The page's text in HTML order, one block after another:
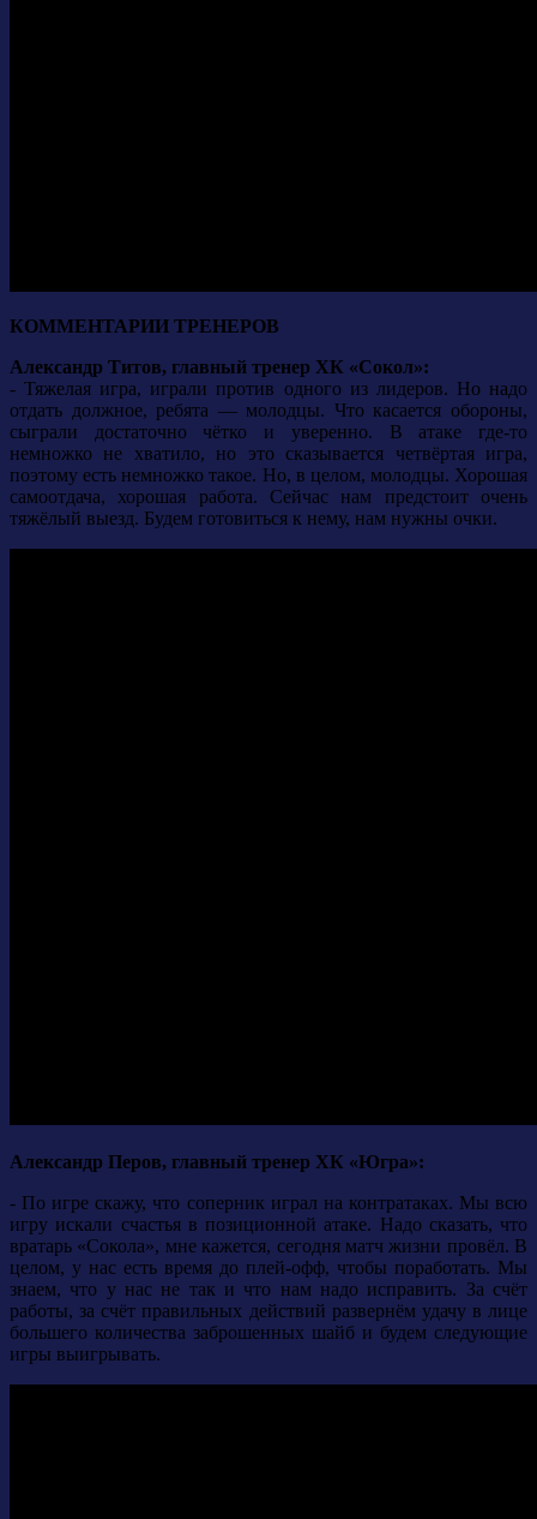
КОММЕНТАРИИ ТРЕНЕРОВ
Александр Титов, главный тренер ХК «Сокол»:
- Тяжелая игра, играли против одного из лидеров. Но надо
отдать должное, ребята — молодцы. Что касается обороны,
сыграли достаточно чётко и уверенно. В атаке где-то
немножко не хватило, но это сказывается четвёртая игра,
поэтому есть немножко такое. Но, в целом, молодцы. Хорошая
самоотдача, хорошая работа. Сейчас нам предстоит очень
тяжёлый выезд. Будем готовиться к нему, нам нужны очки.
Александр Перов, главный тренер ХК «Югра»:
- По игре скажу, что соперник играл на контратаках. Мы всю
игру искали счастья в позиционной атаке. Надо сказать, что
вратарь «Сокола», мне кажется, сегодня матч жизни провёл. В
целом, у нас есть время до плей-офф, чтобы поработать. Мы
знаем, что у нас не так и что нам надо исправить. За счёт
работы, за счёт правильных действий развернём удачу в лице
большего количества заброшенных шайб и будем следующие
игры выигрывать.